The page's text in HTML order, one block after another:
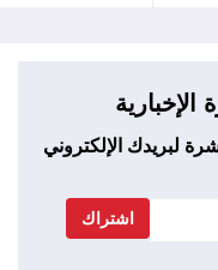
الإخبارية
لبريدك الإلكتروني
اشتراك